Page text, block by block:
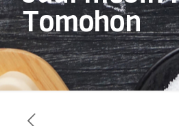
Tomohon